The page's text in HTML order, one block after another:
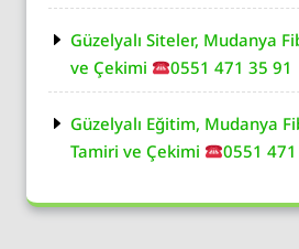
Güzelyalı Siteler, Mudanya
ve Çekimi
0551 471 35 91
Güzelyalı Eğitim, Mudanya
Tamiri ve Çekimi
0551 471